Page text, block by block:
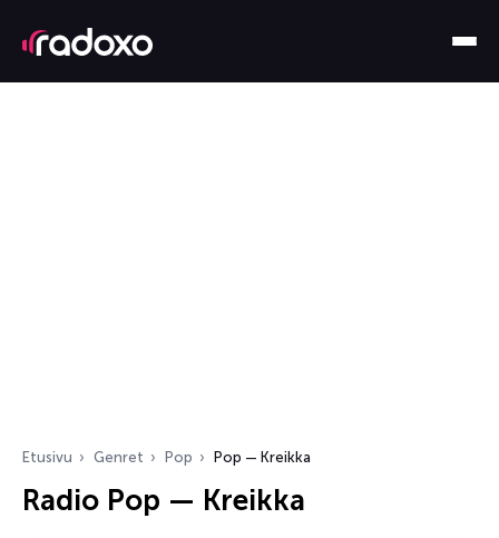
Etusivu Genret Pop Pop — Kreikka
Radio Pop — Kreikka